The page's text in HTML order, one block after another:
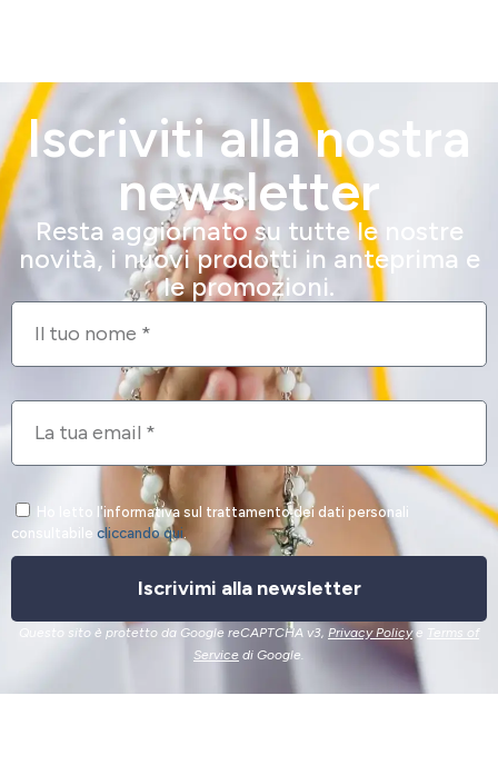
Iscriviti alla nostra
newsletter
Resta aggiornato su tutte le nostre
novità, i nuovi prodotti in anteprima e
le promozioni.
Ho letto l'informativa sul trattamento dei dati personali
consultabile cliccando qui.
Iscrivimi alla newsletter
Questo sito è protetto da Google reCAPTCHA v3, Privacy Policye Terms of
Service di Google.